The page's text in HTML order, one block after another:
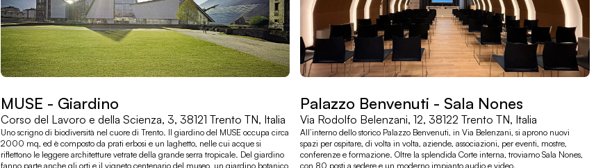
MUSE - Giardino
Corso del Lavoro e della Scienza, 3, 38121 Trento TN, Italia
Uno scrigno di biodiversità nel cuore di Trento. Il giardino del MUSE occupa circa
2000 mq, ed è composto da prati erbosi e un laghetto, nelle cui acque si
riflettono le leggere architetture vetrate della grande serra tropicale. Del giardino
fanno parte anche gli orti e il vigneto centenario del museo, un giardino botanico
Palazzo Benvenuti - Sala Nones
Via Rodolfo Belenzani, 12, 38122 Trento TN, Italia
All’interno dello storico Palazzo Benvenuti, in Via Belenzani, si aprono nuovi
spazi per ospitare, di volta in volta, aziende, associazioni, per eventi, mostre,
conferenze e formazione. Oltre la splendida Corte interna, troviamo Sala Nones,
con 80 posti a sedere e un moderno impianto audio e video.